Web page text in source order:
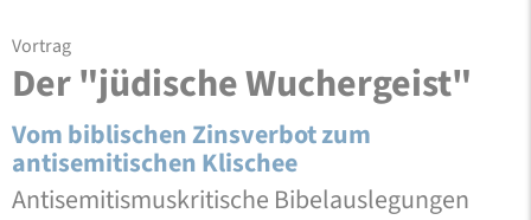
Vortrag
Der "jüdische Wuchergeist"
Vom biblischen Zinsverbot zum
antisemitischen Klischee
Antisemitismuskritische Bibelauslegungen